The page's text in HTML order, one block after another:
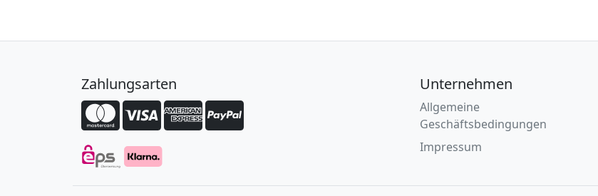
Zahlungsarten Unternehmen
Allgemeine
Geschäftsbedingungen
Impressum